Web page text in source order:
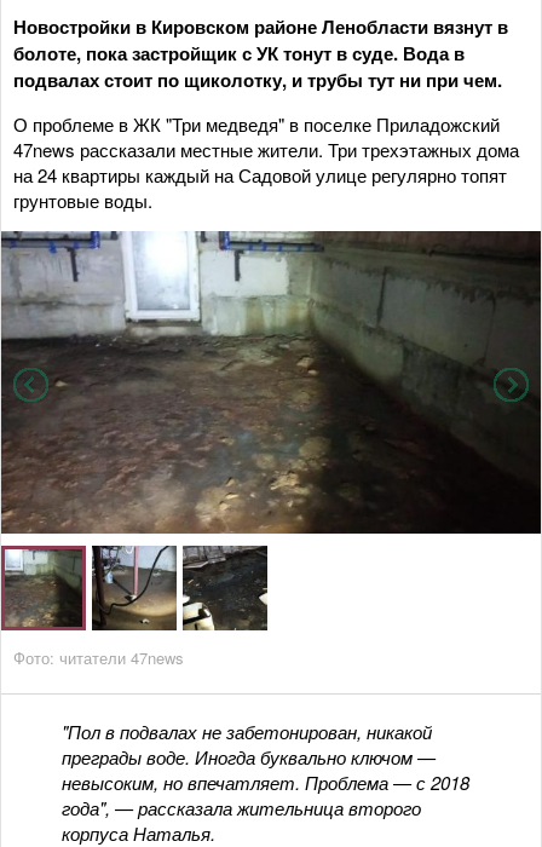
Новостройки в Кировском районе Ленобласти вязнут в
болоте, пока застройщик с УК тонут в суде. Вода в
подвалах стоит по щиколотку, и трубы тут ни при чем.
О проблеме в ЖК "Три медведя" в поселке Приладожский
47news рассказали местные жители. Три трехэтажных дома
на 24 квартиры каждый на Садовой улице регулярно топят
грунтовые воды.
Фото: читатели 47news
"Пол в подвалах не забетонирован, никакой
преграды воде. Иногда буквально ключом —
невысоким, но впечатляет. Проблема — с 2018
года", — рассказала жительница второго
корпуса Наталья.